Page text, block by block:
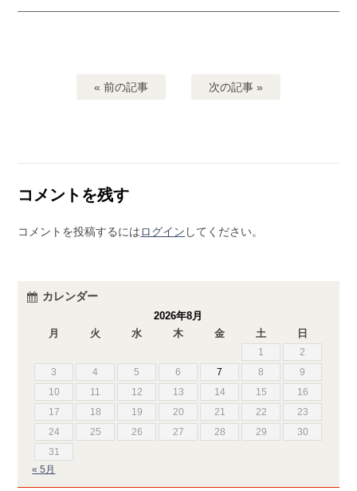
« 前の記事 次の記事 »
コメントを残す
コメントを投稿するにはログイン してください。
カレンダー
2026年8月
月
火 水 木 金 土 日
1
2
3
4 5 6 7 8
9
10
11 12 13 14 15
16
17
18 19 20 21 22
23
24
25 26 27 28 29
30
31
« 5月